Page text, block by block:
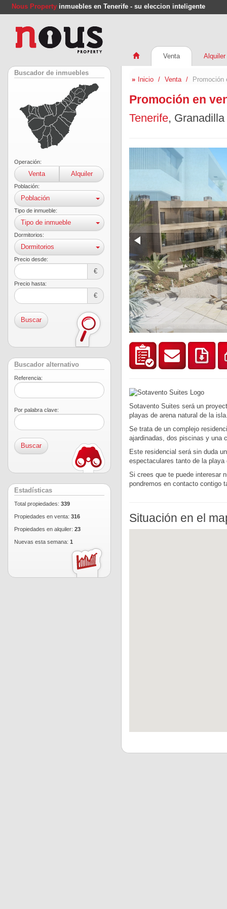
Nous Property inmuebles en Tenerife - su eleccion inteligente
Buscador de inmuebles
Operación:
Venta Alquiler
Población:
Población
Tipo de inmueble:
Tipo de inmueble
Dormitorios:
Dormitorios
Precio desde:
€
Precio hasta:
€
Buscar
Buscador alternativo
Referencia:
Por palabra clave:
Estadísticas
Total propiedades: 339
Propiedades en venta: 316
Propiedades en alquiler: 23
Nuevas esta semana: 1
Venta Alquiler
Inicio Venta Promoción
Promoción en
Tenerife,
Sotavento Suites será un
playas de arena natural de la
Se trata de un complejo
ajardinadas, dos piscinas y una
Este residencial será sin duda
espectaculares tanto de la
Si crees que te puede interesar
pondremos en contacto contigo
Situación en el